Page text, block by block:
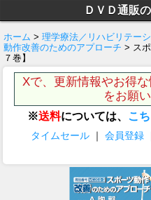
ＤＶＤ通販
ホーム > 理学療法／リハビリテー
動作改善のためのアプローチ > ス
７巻】
Xで、更新情報やお得
をお願
※送料については、 こ
タイムセール ｜ 会員登録